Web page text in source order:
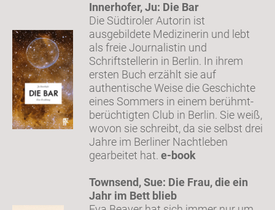
Innerhofer, Ju: Die Bar
Die Südtiroler Autorin ist
ausgebildete Medizinerin und lebt
als freie Journalistin und
Schriftstellerin in Berlin. In ihrem
ersten Buch erzählt sie auf
authentische Weise die Geschichte
eines Sommers in einem berühmt-
berüchtigten Club in Berlin. Sie weiß,
wovon sie schreibt, da sie selbst drei
Jahre im Berliner Nachtleben
gearbeitet hat. e-book
Townsend, Sue: Die Frau, die ein
Jahr im Bett blieb